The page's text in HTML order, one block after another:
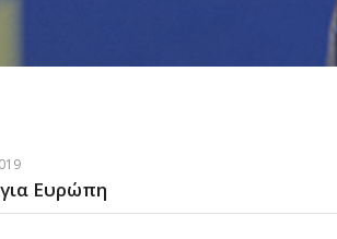
Ευρώπη